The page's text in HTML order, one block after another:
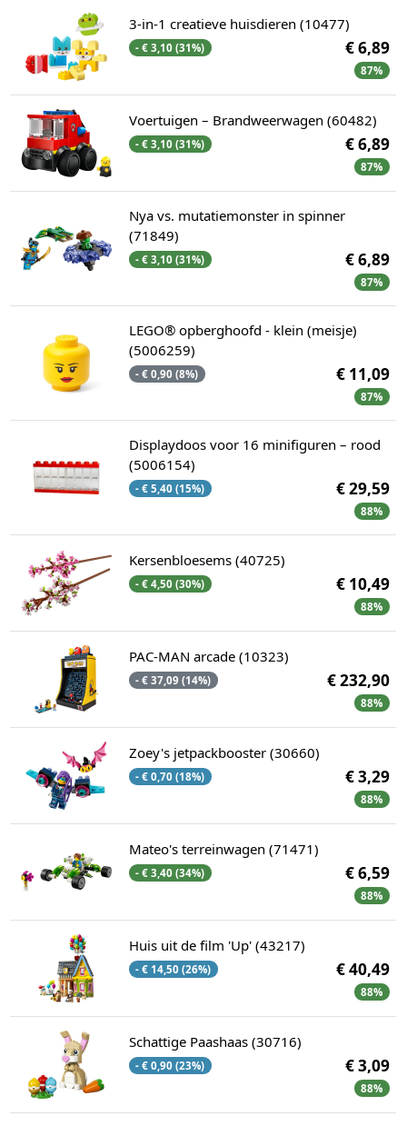
3-in-1 creatieve huisdieren (10477)
- € 3,10 (31%) € 6,89
87%
Voertuigen – Brandweerwagen (60482)
- € 3,10 (31%) € 6,89
87%
Nya vs. mutatiemonster in spinner
(71849)
- € 3,10 (31%) € 6,89
87%
LEGO® opberghoofd - klein (meisje)
(5006259)
- € 0,90 (8%) € 11,09
87%
Displaydoos voor 16 minifiguren – rood
(5006154)
- € 5,40 (15%) € 29,59
88%
Kersenbloesems (40725)
- € 4,50 (30%) € 10,49
88%
PAC-MAN arcade (10323)
- € 37,09 (14%) € 232,90
88%
Zoey's jetpackbooster (30660)
- € 0,70 (18%) € 3,29
88%
Mateo's terreinwagen (71471)
- € 3,40 (34%) € 6,59
88%
Huis uit de film 'Up' (43217)
- € 14,50 (26%) € 40,49
88%
Schattige Paashaas (30716)
- € 0,90 (23%) € 3,09
88%